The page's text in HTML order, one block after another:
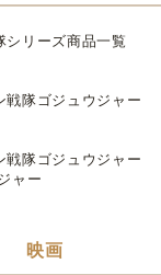
シリーズ商品一覧
戦隊ゴジュウジャー
戦隊ゴジュウジャー
ャー
映画